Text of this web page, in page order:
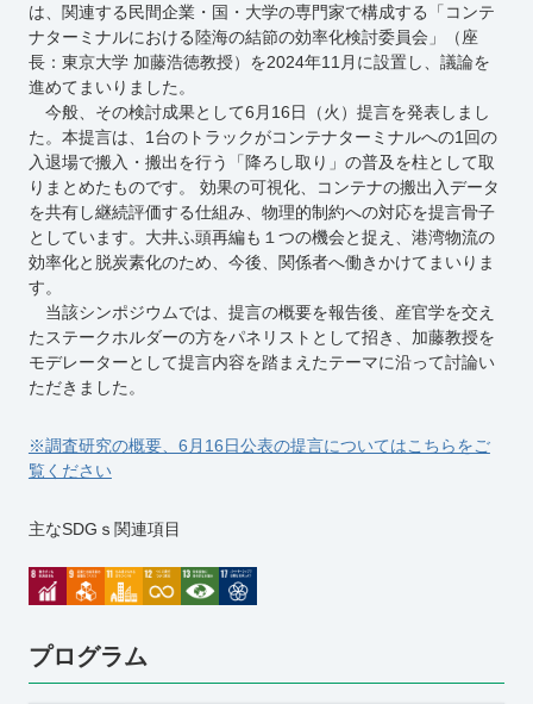
は、関連する民間企業・国・大学の専門家で構成する「コンテ
ナターミナルにおける陸海の結節の効率化検討委員会」（座
長：東京大学 加藤浩徳教授）を2024年11月に設置し、議論を
進めてまいりました。
今般、その検討成果として6月16日（火）提言を発表しまし
た。本提言は、1台のトラックがコンテナターミナルへの1回の
入退場で搬入・搬出を行う「降ろし取り」の普及を柱として取
りまとめたものです。 効果の可視化、コンテナの搬出入データ
を共有し継続評価する仕組み、物理的制約への対応を提言骨子
としています。大井ふ頭再編も１つの機会と捉え、港湾物流の
効率化と脱炭素化のため、今後、関係者へ働きかけてまいりま
す。
当該シンポジウムでは、提言の概要を報告後、産官学を交え
たステークホルダーの方をパネリストとして招き、加藤教授を
モデレーターとして提言内容を踏まえたテーマに沿って討論い
ただきました。
※調査研究の概要、6月16日公表の提言についてはこちらをご
覧ください
主なSDGｓ関連項目
プログラム